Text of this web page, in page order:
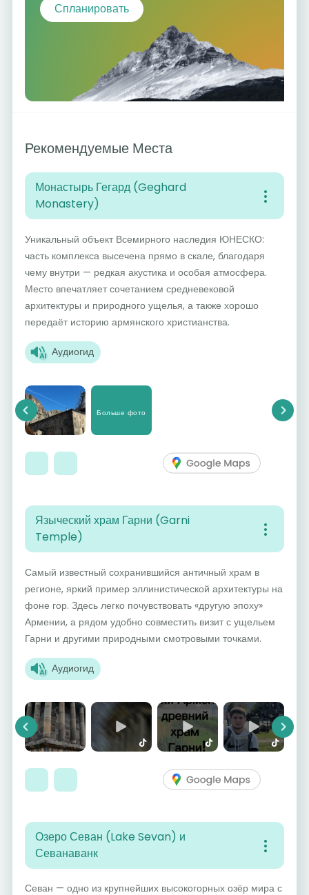
Спланировать
Рекомендуемые Места
Монастырь Гегард (Geghard
Monastery)
Уникальный объект Всемирного наследия ЮНЕСКО:
часть комплекса высечена прямо в скале, благодаря
чему внутри — редкая акустика и особая атмосфера.
Место впечатляет сочетанием средневековой
архитектуры и природного ущелья, а также хорошо
передаёт историю армянского христианства.
Аудиогид
Больше фото
Previous Next
Языческий храм Гарни (Garni
Temple)
Самый известный сохранившийся античный храм в
регионе, яркий пример эллинистической архитектуры на
фоне гор. Здесь легко почувствовать «другую эпоху»
Армении, а рядом удобно совместить визит с ущельем
Гарни и другими природными смотровыми точками.
Аудиогид
Previous Next
Озеро Севан (Lake Sevan) и
Севанаванк
Севан — одно из крупнейших высокогорных озёр мира с